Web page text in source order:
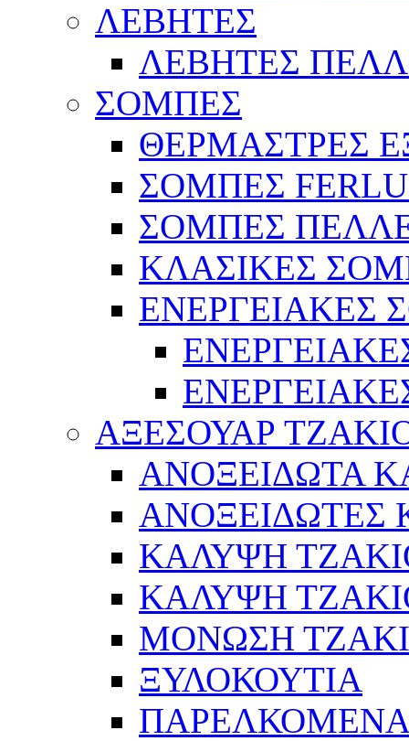
ΛΕΒΗΤΕΣ
ΛΕΒΗΤΕΣ
ΣΟΜΠΕΣ
ΘΕΡΜΑΣΤΡΕΣ
ΣΟΜΠΕΣ
ΣΟΜΠΕΣ
ΚΛΑΣΙΚΕΣ
ΕΝΕΡΓΕΙΑΚΕΣ
ΑΞΕΣΟΥΑΡ
ΑΝΟΞΕΙΔΩΤΑ
ΑΝΟΞΕΙΔΩΤΕΣ
ΚΑΛΥΨΗ
ΚΑΛΥΨΗ
ΜΟΝΩΣΗ
ΞΥΛΟΚΟΥΤΙΑ
ΠΑΡΕΛΚΟΜΕΝΑ